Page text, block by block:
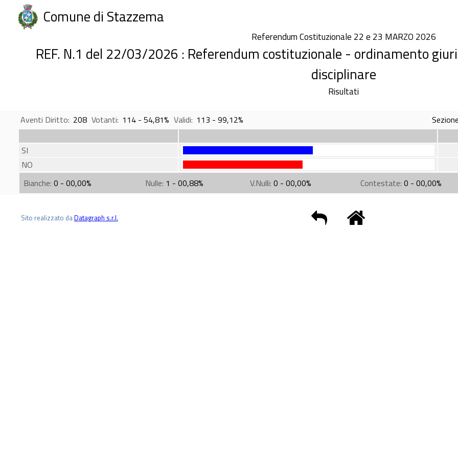
Comune di Stazzema
Referendum Costituzionale 22 e 23 MARZO 2026
REF. N.1 del 22/03/2026 : Referendum costituzionale - ordinamento
disciplinare
Risultati
Aventi Diritto: 208 Votanti: 114 - 54,81% Validi: 113 - 99,12%
SI
NO
Bianche: 0 - 00,00% Nulle: 1 - 00,88% V.Nulli: 0 - 00,00% Contestate: 0 - 00,00%
Sito realizzato daDatagraph s.r.l.